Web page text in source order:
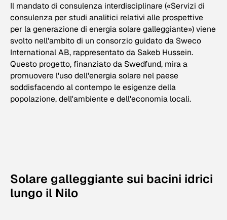
Il mandato di consulenza interdisciplinare («Servizi di
consulenza per studi analitici relativi alle prospettive
per la generazione di energia solare galleggiante») viene
svolto nell'ambito di un consorzio guidato da Sweco
International AB, rappresentato da Sakeb Hussein.
Questo progetto, finanziato da Swedfund, mira a
promuovere l'uso dell'energia solare nel paese
soddisfacendo al contempo le esigenze della
popolazione, dell'ambiente e dell'economia locali.
Solare galleggiante sui bacini idrici
lungo il Nilo